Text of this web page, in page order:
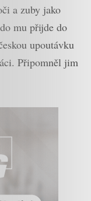
a zuby jako
mu přijde do
upoutávku
Připomněl jim